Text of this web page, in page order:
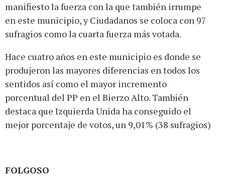
manifiesto la fuerza con la que también irrumpe
en este municipio, y Ciudadanos se coloca con 97
sufragios como la cuarta fuerza más votada.
Hace cuatro años en este municipio es donde se
produjeron las mayores diferencias en todos los
sentidos así como el mayor incremento
porcentual del PP en el Bierzo Alto. También
destaca que Izquierda Unida ha conseguido el
mejor porcentaje de votos, un 9,01% (38 sufragios)
FOLGOSO